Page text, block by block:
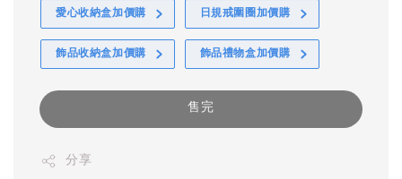
愛心收納盒加價購 日規戒圍圈加價購
飾品收納盒加價購 飾品禮物盒加價購
售完
分享